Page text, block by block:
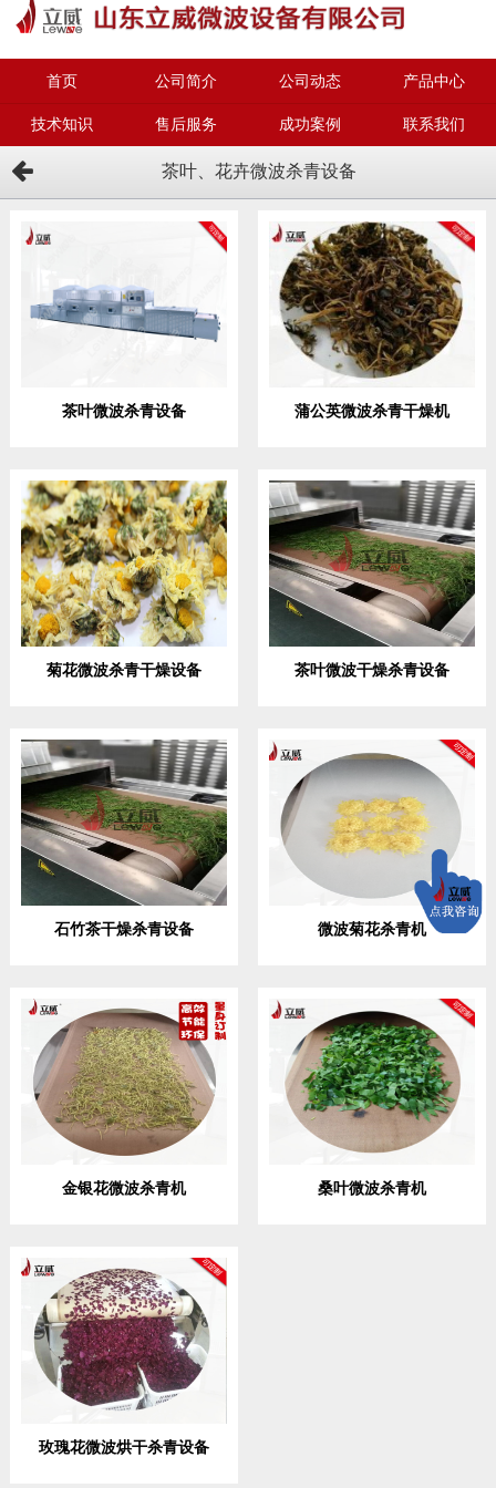
首页 公司简介 公司动态 产品中心
技术知识 售后服务 成功案例 联系我们
茶叶、花卉微波杀青设备
茶叶微波杀青设备 蒲公英微波杀青干燥机
菊花微波杀青干燥设备 茶叶微波干燥杀青设备
石竹茶干燥杀青设备 微波菊花杀青机
金银花微波杀青机 桑叶微波杀青机
玫瑰花微波烘干杀青设备